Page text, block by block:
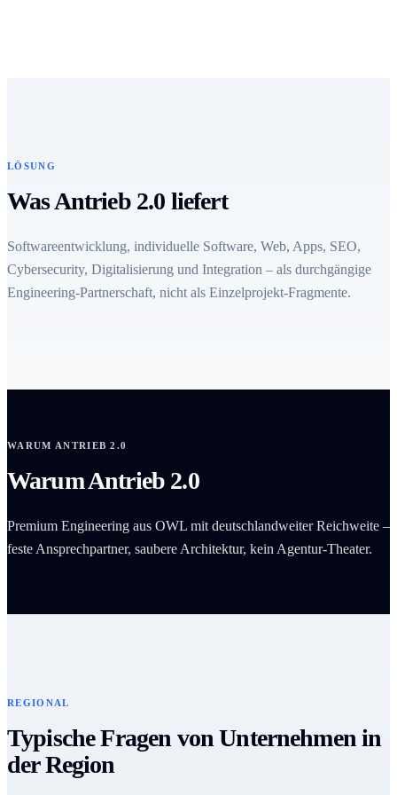
LÖSUNG
Was Antrieb 2.0 liefert
Softwareentwicklung, individuelle Software, Web, Apps, SEO,
Cybersecurity, Digitalisierung und Integration – als durchgängige
Engineering-Partnerschaft, nicht als Einzelprojekt-Fragmente.
WARUM ANTRIEB 2.0
Warum Antrieb 2.0
Premium Engineering aus OWL mit deutschlandweiter Reichweite –
feste Ansprechpartner, saubere Architektur, kein Agentur-Theater.
REGIONAL
Typische Fragen von Unternehmen in
der Region